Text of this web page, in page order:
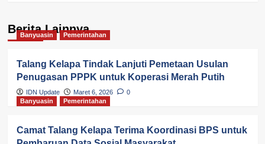
Berita Lainnya
Banyuasin Pemerintahan
Talang Kelapa Tindak Lanjuti Pemetaan Usulan
Penugasan PPPK untuk Koperasi Merah Putih
IDN Update Maret 6, 2026
0
Banyuasin
Pemerintahan
Camat Talang Kelapa Terima Koordinasi BPS untuk